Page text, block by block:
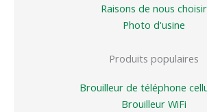
Raisons de nous choisir
Photo d'usine
Produits populaires
Brouilleur de téléphone
Brouilleur WiFi